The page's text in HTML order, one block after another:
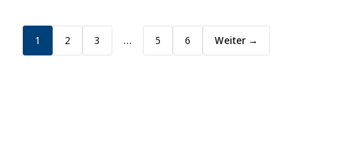
1 2 3 … 5 6 Weiter →